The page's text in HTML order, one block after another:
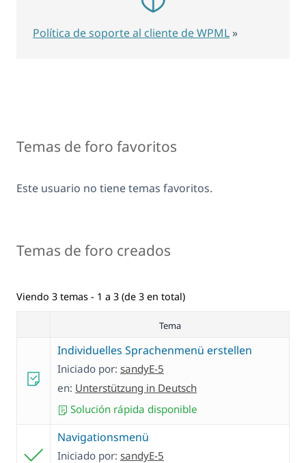
Temas de foro favoritos
Este usuario no tiene temas favoritos.
Temas de foro creados
Viendo 3 temas - 1 a 3 (de 3 en total)
Tema
Individuelles Sprachenmenü erstellen
Iniciado por: sandyE-5
en: Unterstützung in Deutsch
Solución rápida disponible
Navigationsmenü
Iniciado por: sandyE-5
Política de soporte al cliente de WPML »